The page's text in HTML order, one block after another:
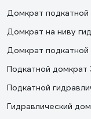
Домкрат
Домкрат на ниву
Домкрат подкатной
Подкатной домкрат
Подкатной
Гидравлический